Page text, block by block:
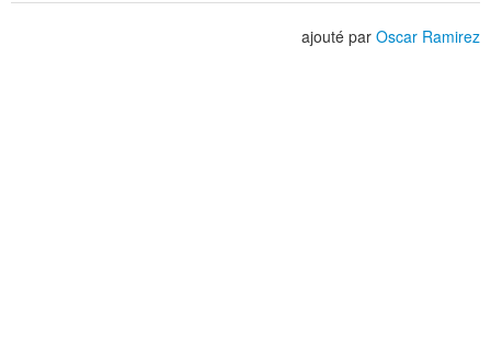
ajouté par Oscar Ramirez